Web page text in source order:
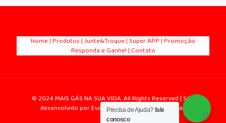
Home|Produtos|Junte&Troque| Super APP|Promoção
Responda e Ganhe!| Contato
© 2024 MAIS GÁS NA SUA VIDA. All Rights Reserved | Site
desenvolvido por Evolução Marketing para Vendas
Precisa de Ajuda? fale
conosco